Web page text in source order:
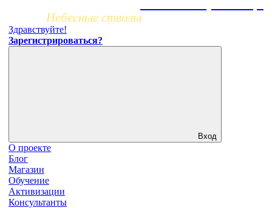
Небесные стволы
Здравствуйте!
Зарегистрироваться?
Вход
О проекте
Блог
Магазин
Обучение
Активизации
Консультанты